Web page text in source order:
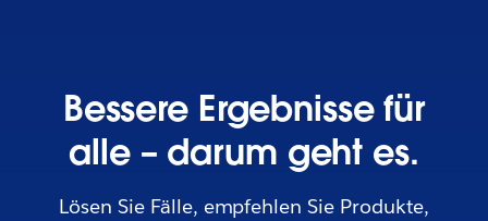
Bessere Ergebnisse für
alle – darum geht es.
Lösen Sie Fälle, empfehlen Sie Produkte,